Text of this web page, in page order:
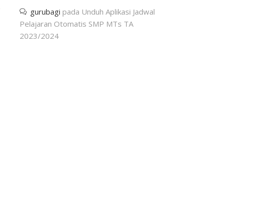
gurubagi pada Unduh Aplikasi Jadwal
Pelajaran Otomatis SMP MTs TA
2023/2024